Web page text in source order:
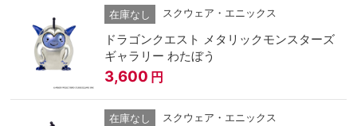
在庫なし スクウェア・エニックス
ドラゴンクエスト メタリックモンスターズ
ギャラリー わたぼう
3,600 円
在庫なし スクウェア・エニックス